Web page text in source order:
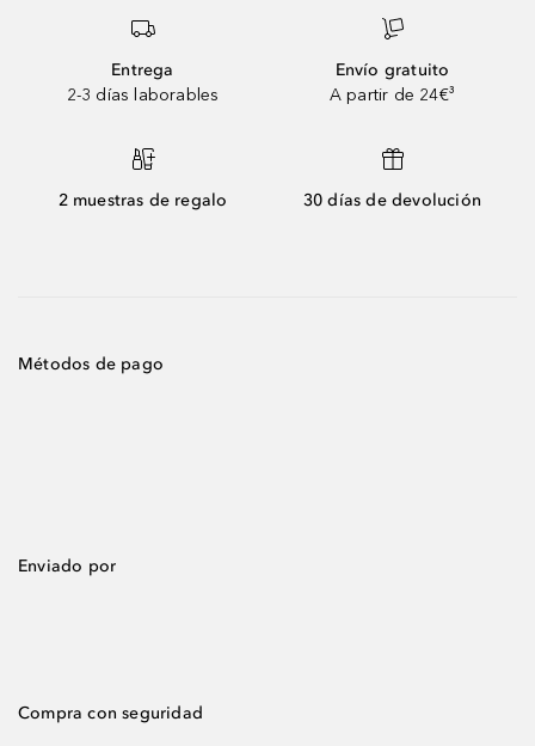
Entrega
2-3 días laborables
Envío gratuito
A partir de 24€³
2 muestras de regalo 30 días de devolución
Métodos de pago
Enviado por
Compra con seguridad